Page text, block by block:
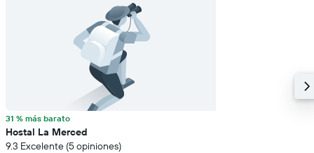
31 % más barato
Hostal La Merced
9.3 Excelente (5 opiniones)